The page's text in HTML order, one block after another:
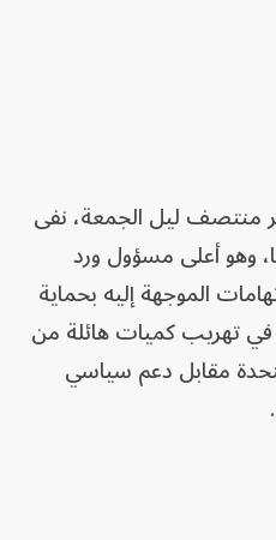
منتصف ليل الجمعة، نفى
وهو أعلى مسؤول ورد
الموجهة إليه بحماية
في تهريب كميات هائلة من
مقابل دعم سياسي